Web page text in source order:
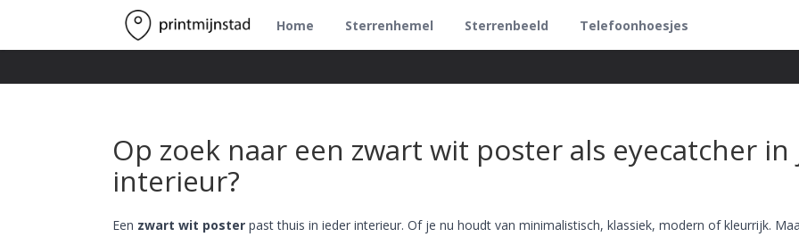
Home Sterrenhemel Sterrenbeeld Telefoonhoesjes
Op zoek naar een zwart wit poster als eyecatcher in
interieur?
Een zwart wit poster past thuis in ieder interieur. Of je nu houdt van minimalistisch, klassiek, modern of kleurrijk.